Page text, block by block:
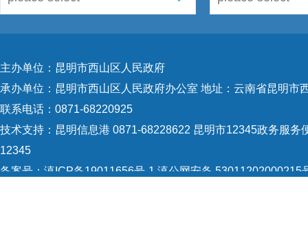
主办单位：昆明市西山区人民政府
承办单位：昆明市西山区人民政府办公室 地址：云南省昆明市
联系电话：0871-68220925
技术支持： 昆明信息港 0871-68228622 昆明市12345政务服务
12345
备案号： 滇ICP备19011656号-1 滇公网安备 53011202000215